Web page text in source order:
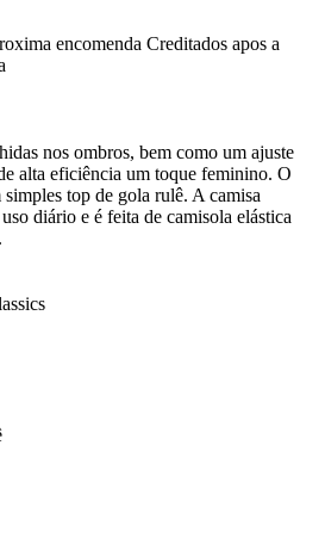
encomenda Creditados apos a
nos ombros, bem como um ajuste
alta eficiência um toque feminino. O
top de gola rulê. A camisa
diário e é feita de camisola elástica